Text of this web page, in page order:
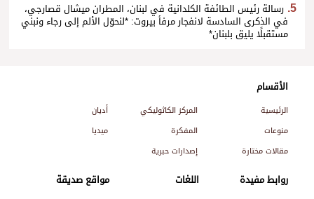
رسالة رئيس الطائفة الكلدانية في لبنان، المطران ميشال قصارجي،
في الذكرى السادسة لانفجار مرفأ بيروت: *لنحوّل الألم إلى رجاء ونبني
مستقبلًا يليق بلبنان*
الأقسام
الرئيسية المركز الكاثوليكي
أديان
منوعات
المفكرة
ميديا
مقالات مختارة
إصدارات حبرية
روابط مفيدة اللغات مواقع صديقة